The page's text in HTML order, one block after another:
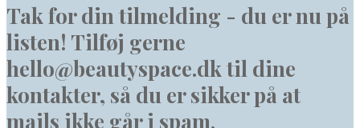
Tak for din tilmelding - du er nu på
listen! Tilføj gerne
hello@beautyspace.dk til dine
kontakter, så du er sikker på at
mails ikke går i spam.